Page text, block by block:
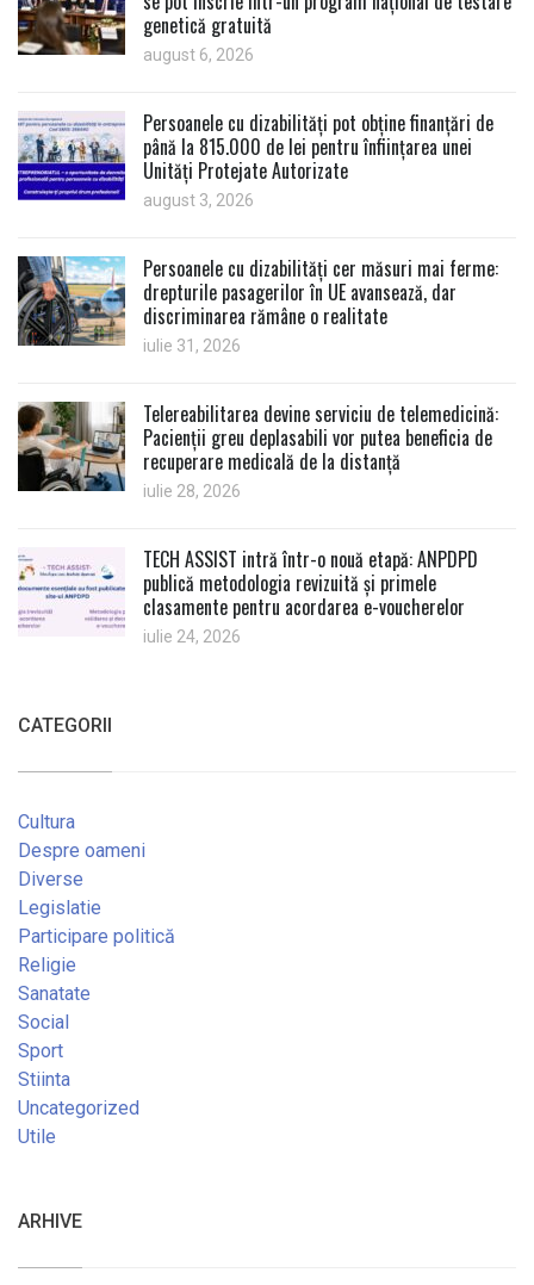
genetică gratuită
august 6, 2026
Persoanele cu dizabilități pot obține finanțări de
până la 815.000 de lei pentru înființarea unei
Unități Protejate Autorizate
august 3, 2026
Persoanele cu dizabilități cer măsuri mai ferme:
drepturile pasagerilor în UE avansează, dar
discriminarea rămâne o realitate
iulie 31, 2026
Telereabilitarea devine serviciu de telemedicină:
Pacienții greu deplasabili vor putea beneficia de
recuperare medicală de la distanță
iulie 28, 2026
TECH ASSIST intră într-o nouă etapă: ANPDPD
publică metodologia revizuită și primele
clasamente pentru acordarea e-voucherelor
iulie 24, 2026
CATEGORII
Cultura
Despre oameni
Diverse
Legislatie
Participare politică
Religie
Sanatate
Social
Sport
Stiinta
Uncategorized
Utile
ARHIVE